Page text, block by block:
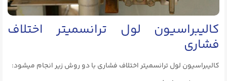
کالیبراسیون لول ترانسمیتر اختلاف
فشاری
کالیبراسیون لول ترانسمیتر اختلاف فشاری با دو روش زیر انجام میشود: